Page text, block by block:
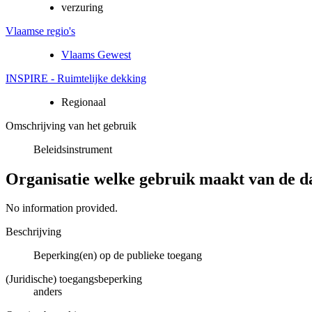
verzuring
Vlaamse regio's
Vlaams Gewest
INSPIRE - Ruimtelijke dekking
Regionaal
Omschrijving van het gebruik
Beleidsinstrument
Organisatie welke gebruik maakt van de
No information provided.
Beschrijving
Beperking(en) op de publieke toegang
(Juridische) toegangsbeperking
anders